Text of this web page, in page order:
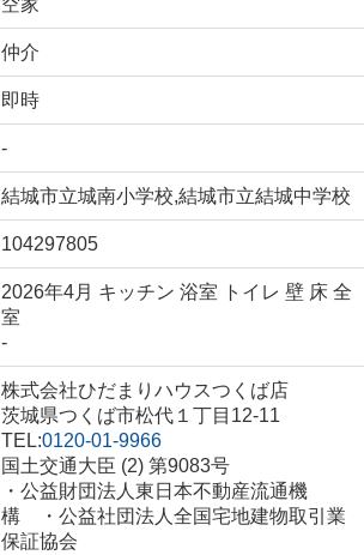
空家
仲介
即時
-
結城市立城南小学校,結城市立結城中学校
104297805
2026年4月 キッチン 浴室 トイレ 壁 床 全
室
-
株式会社ひだまりハウスつくば店
茨城県つくば市松代１丁目12-11
TEL:0120-01-9966
国土交通大臣 (2) 第9083号
・公益財団法人東日本不動産流通機
構 ・公益社団法人全国宅地建物取引業
保証協会